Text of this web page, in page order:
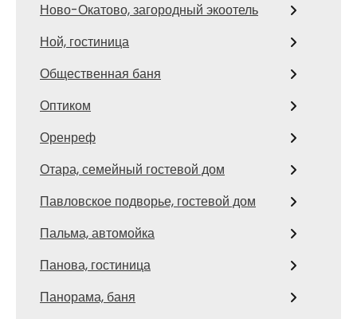
Ново-Окатово, загородный экоотель
Ной, гостиница
Общественная баня
Оптиком
Оренреф
Отара, семейный гостевой дом
Павловское подворье, гостевой дом
Пальма, автомойка
Панова, гостиница
Панорама, баня